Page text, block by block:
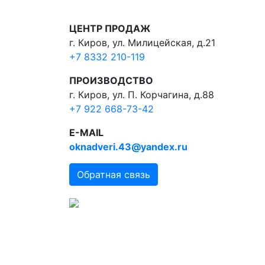
ЦЕНТР ПРОДАЖ
г. Киров, ул. Милицейская, д.21
+7 8332 210-119
ПРОИЗВОДСТВО
г. Киров, ул. П. Корчагина, д.88
+7 922 668-73-42
E-MAIL
oknadveri.43@yandex.ru
Обратная связь